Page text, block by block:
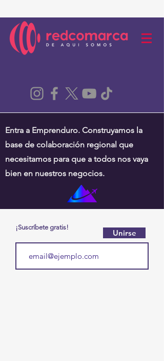
Entra a Emprenduro. Construyamos la
base de colaboración regional que
necesitamos para que a todos nos vaya
bien en nuestros negocios.
¡Suscríbete gratis!
Unirse